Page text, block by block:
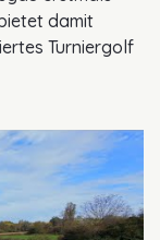
damit
Turniergolf